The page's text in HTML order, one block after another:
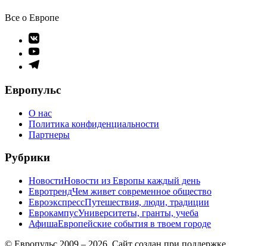
Все о Европе
Элемент
меню
Элемент
меню
Элемент
Европульс
О нас
Политика конфиденциальности
Партнеры
Рубрики
НовостиНовости из Европы каждый день
ЕвротрендЧем живет современное общество
ЕвроэкспрессПутешествия, люди, традиции
ЕврокампусУниверситеты, гранты, учеба
АфишаЕвропейские события в твоем городе
© Европульс 2009 – 2026. Сайт создан при поддержке